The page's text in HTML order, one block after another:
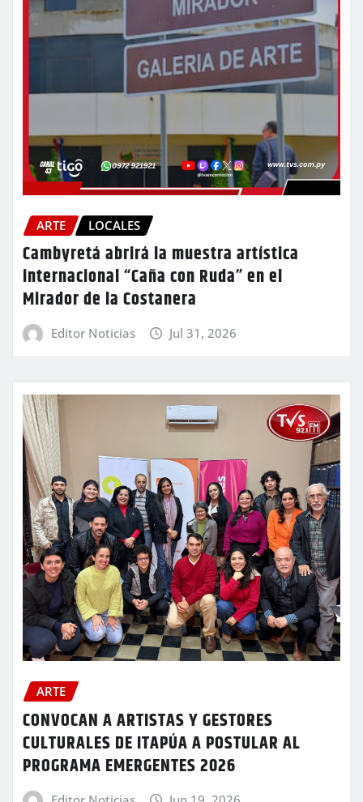
ARTE LOCALES
Cambyretá abrirá la muestra artística
internacional “Caña con Ruda” en el
Mirador de la Costanera
Editor Noticias Jul 31, 2026
ARTE
CONVOCAN A ARTISTAS Y GESTORES
CULTURALES DE ITAPÚA A POSTULAR AL
PROGRAMA EMERGENTES 2026